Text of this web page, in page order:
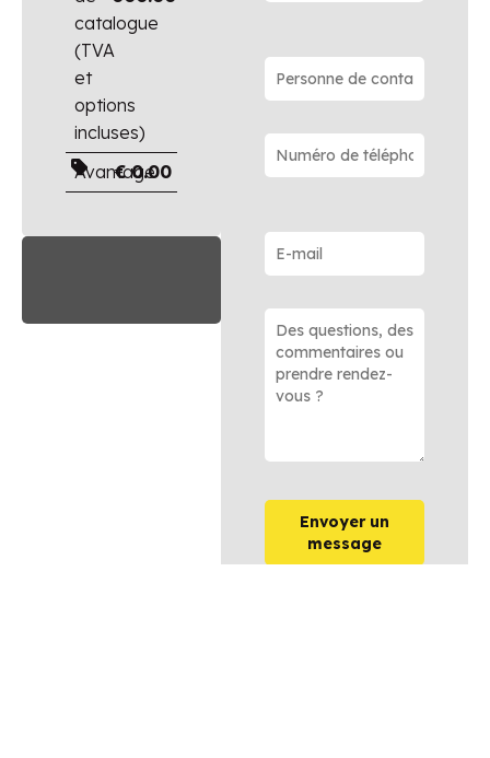
catalogue
(TVA
et
options
incluses)
Avantage
€0.00
Envoyer un
message